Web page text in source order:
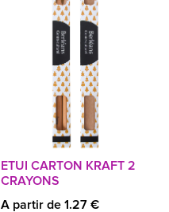
ETUI CARTON KRAFT 2
CRAYONS
A partir de 1.27 €